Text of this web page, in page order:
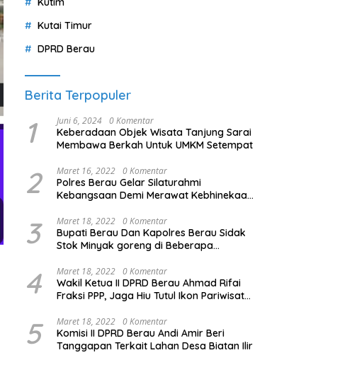
Kutai Timur
DPRD Berau
Berita Terpopuler
1 Juni 6, 2024 0 Komentar
Keberadaan Objek Wisata Tanjung Sarai
Membawa Berkah Untuk UMKM Setempat
2 Maret 16, 2022 0 Komentar
Polres Berau Gelar Silaturahmi
Kebangsaan Demi Merawat Kebhinekaan
3 Maret 18, 2022 0 Komentar
Bupati Berau Dan Kapolres Berau Sidak
Stok Minyak goreng di Beberapa
4 Maret 18, 2022 0 Komentar
Wakil Ketua II DPRD Berau Ahmad Rifai
Fraksi PPP, Jaga Hiu Tutul Ikon Pariwisata
5 Maret 18, 2022 0 Komentar
Komisi II DPRD Berau Andi Amir Beri
Tanggapan Terkait Lahan Desa Biatan Ilir